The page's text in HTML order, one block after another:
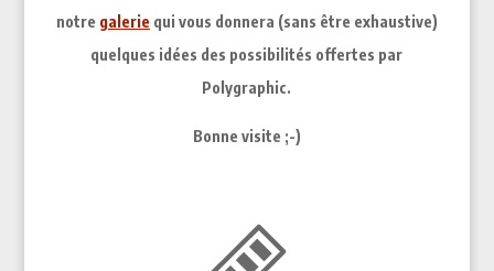
notre galerie qui vous donnera (sans être exhaustive)
quelques idées des possibilités offertes par
Polygraphic.
Bonne visite ;-)